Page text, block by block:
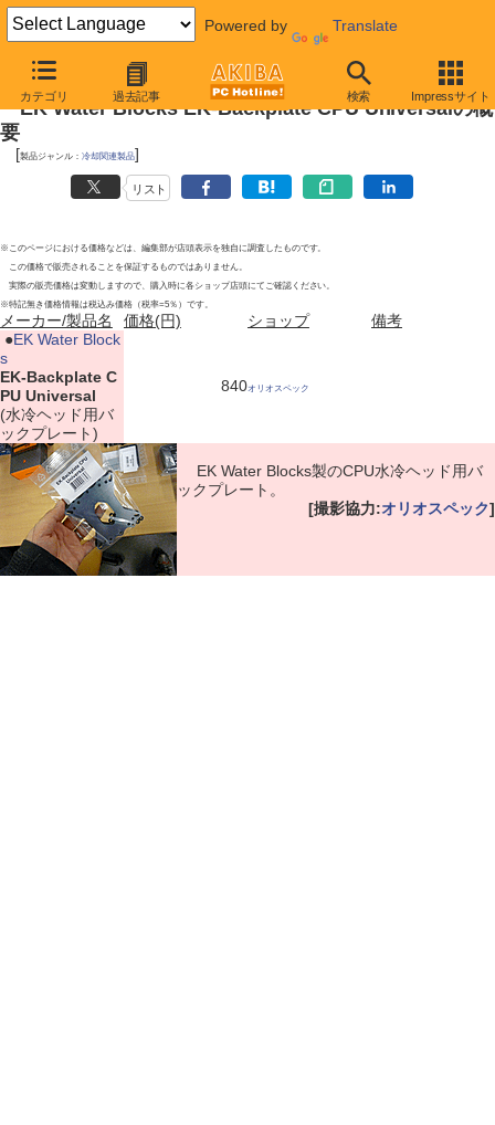
Powered by Translate
カテゴリ 過去記事 検索 Impressサイト
2010年4月3日号
EK Water Blocks EK-Backplate CPU Universalの概
要
[製品ジャンル： 冷却関連製品]
リスト
※このページにおける価格などは、編集部が店頭表示を独自に調査したものです。
この価格で販売されることを保証するものではありません。
実際の販売価格は変動しますので、購入時に各ショップ店頭にてご確認ください。
※特記無き価格情報は税込み価格（税率=5％）です。
メーカー/製品名 価格(円) ショップ
備考
●EK Water Block
s
EK-Backplate C
PU Universal
(水冷ヘッド用バ
ックプレート)
840オリオスペック
EK Water Blocks製のCPU水冷ヘッド用バ
ックプレート。
[撮影協力:オリオスペック]